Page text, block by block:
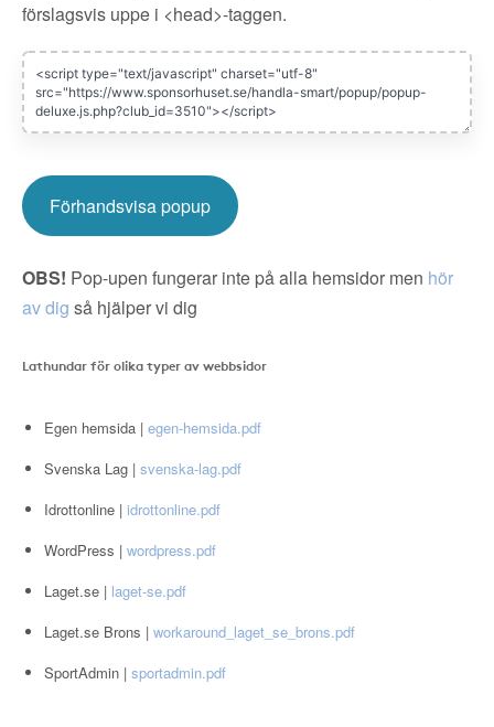
förslagsvis uppe i <head>-taggen.
Förhandsvisa popup
OBS! Pop-upen fungerar inte på alla hemsidor men hör
av dig så hjälper vi dig
Lathundar för olika typer av webbsidor
Egen hemsida | egen-hemsida.pdf
Svenska Lag | svenska-lag.pdf
Idrottonline | idrottonline.pdf
WordPress | wordpress.pdf
Laget.se | laget-se.pdf
Laget.se Brons | workaround_laget_se_brons.pdf
SportAdmin | sportadmin.pdf